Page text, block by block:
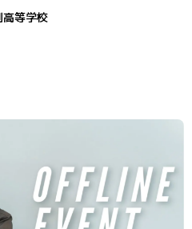
等学校